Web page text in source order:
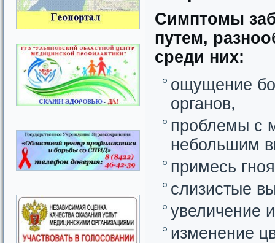
Симптомы
путем,
среди них:
ощущение
органов,
проблемы с
небольшим
примесь
слизистые
увеличение
изменение